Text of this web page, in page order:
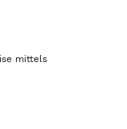
mittels